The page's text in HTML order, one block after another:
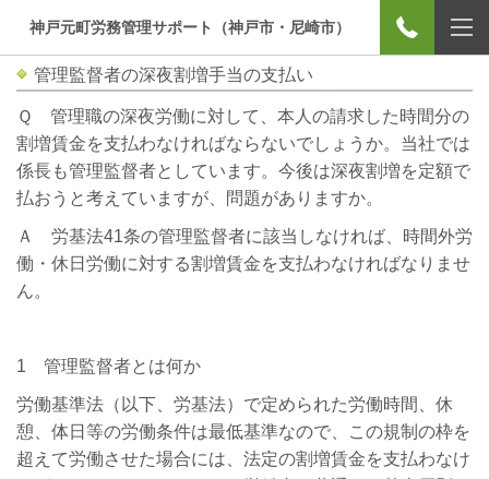
神戸元町労務管理サポート（神戸市・尼崎市）
管理監督者の深夜割増手当の支払い
Ｑ 管理職の深夜労働に対して、本人の請求した時間分の
割増賃金を支払わなければならないでしょうか。当社では
係長も管理監督者としています。今後は深夜割増を定額で
払おうと考えていますが、問題がありますか。
Ａ 労基法41条の管理監督者に該当しなければ、時間外労
働・休日労働に対する割増賃金を支払わなければなりませ
ん。
1 管理監督者とは何か
労働基準法（以下、労基法）で定められた労働時間、休
憩、体日等の労働条件は最低基準なので、この規制の枠を
超えて労働させた場合には、法定の割増賃金を支払わなけ